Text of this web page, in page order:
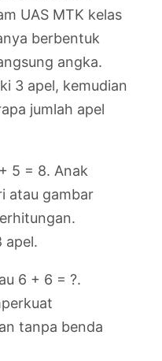
UAS MTK kelas
berbentuk
angka.
3 apel, kemudian
jumlah apel
5 = 8. Anak
atau gambar
apel.
6 + 6 = ?.
tanpa benda